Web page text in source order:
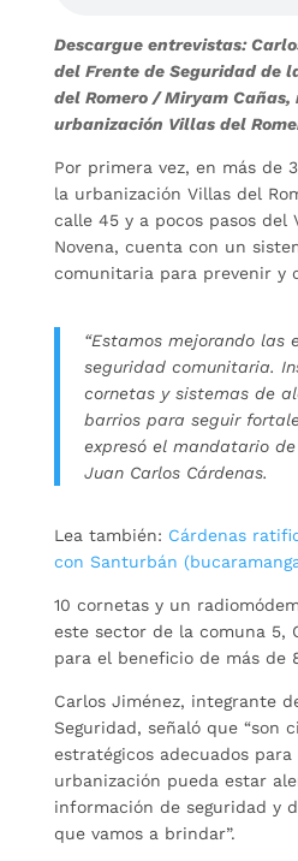
Descargue entrevistas:
del Frente de Seguridad de
del Romero / Miryam Cañas,
urbanización Villas del
Por primera vez, en más de
la urbanización Villas del
calle 45 y a pocos pasos del
Novena, cuenta con un
comunitaria para prevenir y
“Estamos mejorando las
seguridad comunitaria.
cornetas y sistemas de
barrios para seguir
expresó el mandatario
Juan Carlos Cárdenas.
Lea también: Cárdenas
con Santurbán
10 cornetas y un
este sector de la comuna 5,
para el beneficio de más de
Carlos Jiménez, integrante
Seguridad, señaló que “son
estratégicos adecuados
urbanización pueda estar
información de seguridad y
que vamos a brindar”.